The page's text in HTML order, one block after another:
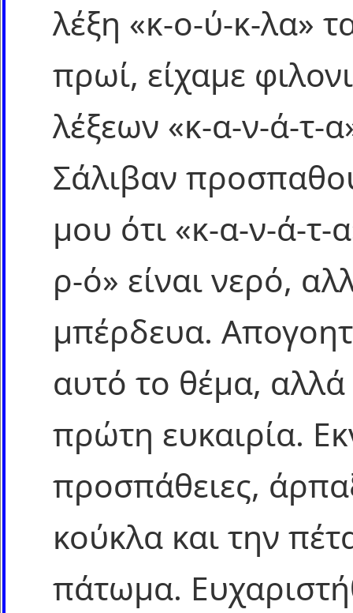
λέξη «κ-ο-ύ-κ-λα»
πρωί, είχαμε
λέξεων «κ-α-ν-ά-τ-
Σάλιβαν
μου ότι «κ-α-ν-ά-τ-
ρ-ό» είναι νερό,
μπέρδευα.
αυτό το θέμα,
πρώτη ευκαιρία.
προσπάθειες,
κούκλα και την
πάτωμα.